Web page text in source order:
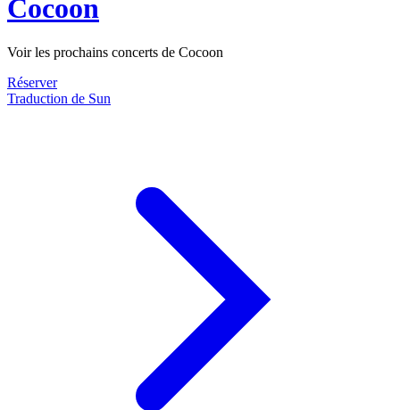
Cocoon
Voir les prochains concerts de Cocoon
Réserver
Traduction de Sun